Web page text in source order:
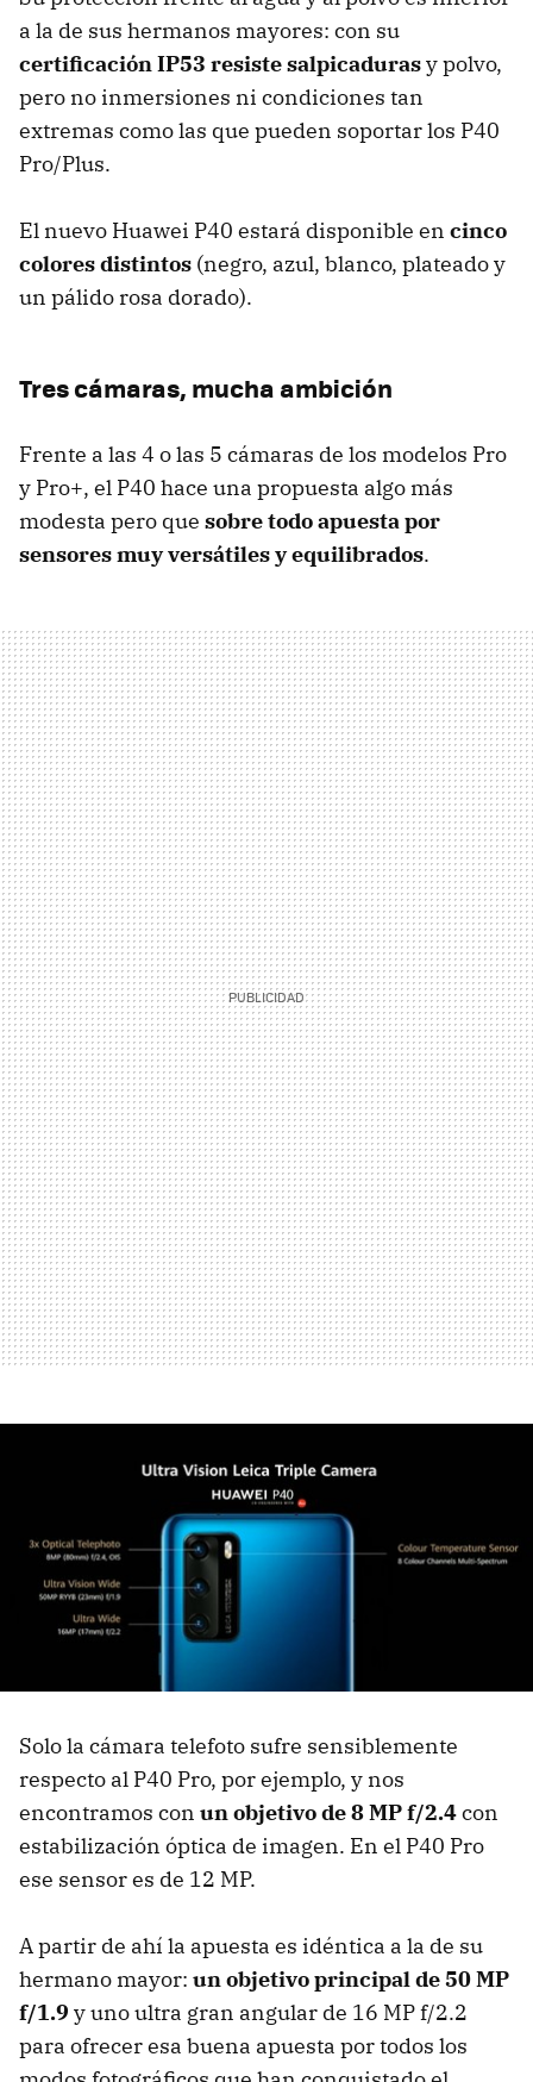
a la de sus hermanos mayores: con su
certificación IP53 resiste salpicadurasy polvo,
pero no inmersiones ni condiciones tan
extremas como las que pueden soportar los P40
Pro/Plus.
El nuevo Huawei P40 estará disponible en cinco
colores distintos (negro, azul, blanco, plateado y
un pálido rosa dorado).
Tres cámaras, mucha ambición
Frente a las 4 o las 5 cámaras de los modelos Pro
y Pro+, el P40 hace una propuesta algo más
modesta pero que sobre todo apuesta por
sensores muy versátiles y equilibrados.
Solo la cámara telefoto sufre sensiblemente
respecto al P40 Pro, por ejemplo, y nos
encontramos con un objetivo de 8 MP f/2.4con
estabilización óptica de imagen. En el P40 Pro
ese sensor es de 12 MP.
A partir de ahí la apuesta es idéntica a la de su
hermano mayor: un objetivo principal de 50 MP
f/1.9 y uno ultra gran angular de 16 MP f/2.2
para ofrecer esa buena apuesta por todos los